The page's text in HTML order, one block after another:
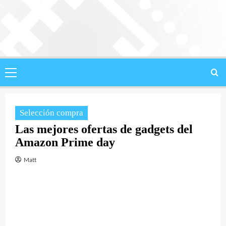
principal
Selección compra
Las mejores ofertas de gadgets del
Amazon Prime day
Matt